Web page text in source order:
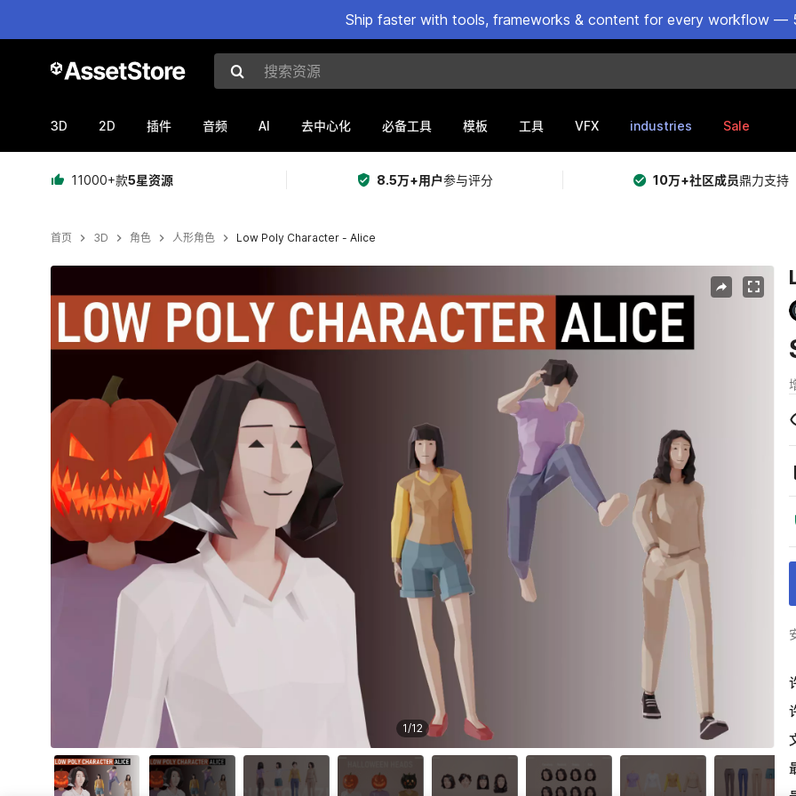
Ship faster with tools, frameworks & content for every workflow —
搜索资源
3D 2D 插件 音频 AI 去中心化 必备工具 模板 工具 VFX industries Sale
11000+款5星资源 8.5万+用户参与评分 10万+社区成员鼎力支持
首页 3D 角色 人形角色 Low Poly Character - Alice
1/12